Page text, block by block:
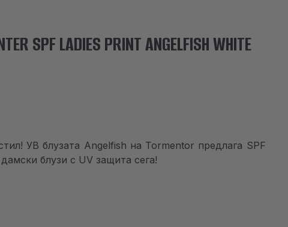
SPF LADIES PRINT ANGELFISH WHITE
УВ блузата Angelfish на Tormentor предлага SPF
блузи с UV защита сега!